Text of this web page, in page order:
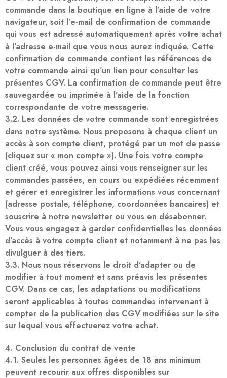
commande dans la boutique en ligne à l’aide de votre
navigateur, soit l’e-mail de confirmation de commande
qui vous est adressé automatiquement après votre achat
à l’adresse e-mail que vous nous aurez indiquée. Cette
confirmation de commande contient les références de
votre commande ainsi qu’un lien pour consulter les
présentes CGV. La confirmation de commande peut être
sauvegardée ou imprimée à l’aide de la fonction
correspondante de votre messagerie.
3.2. Les données de votre commande sont enregistrées
dans notre système. Nous proposons à chaque client un
accès à son compte client, protégé par un mot de passe
(cliquez sur « mon compte »). Une fois votre compte
client créé, vous pouvez ainsi vous renseigner sur les
commandes passées, en cours ou expédiées récemment
et gérer et enregistrer les informations vous concernant
(adresse postale, téléphone, coordonnées bancaires) et
souscrire à notre newsletter ou vous en désabonner.
Vous vous engagez à garder confidentielles les données
d’accès à votre compte client et notamment à ne pas les
divulguer à des tiers.
3.3. Nous nous réservons le droit d’adapter ou de
modifier à tout moment et sans préavis les présentes
CGV. Dans ce cas, les adaptations ou modifications
seront applicables à toutes commandes intervenant à
compter de la publication des CGV modifiées sur le site
sur lequel vous effectuerez votre achat.
4. Conclusion du contrat de vente
4.1. Seules les personnes âgées de 18 ans minimum
peuvent recourir aux offres disponibles sur